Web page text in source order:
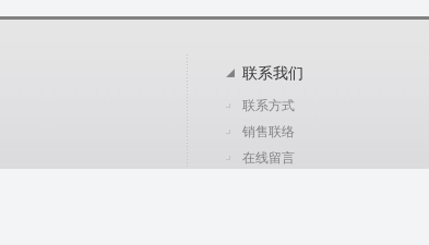
联系我们
联系方式
销售联络
在线留言